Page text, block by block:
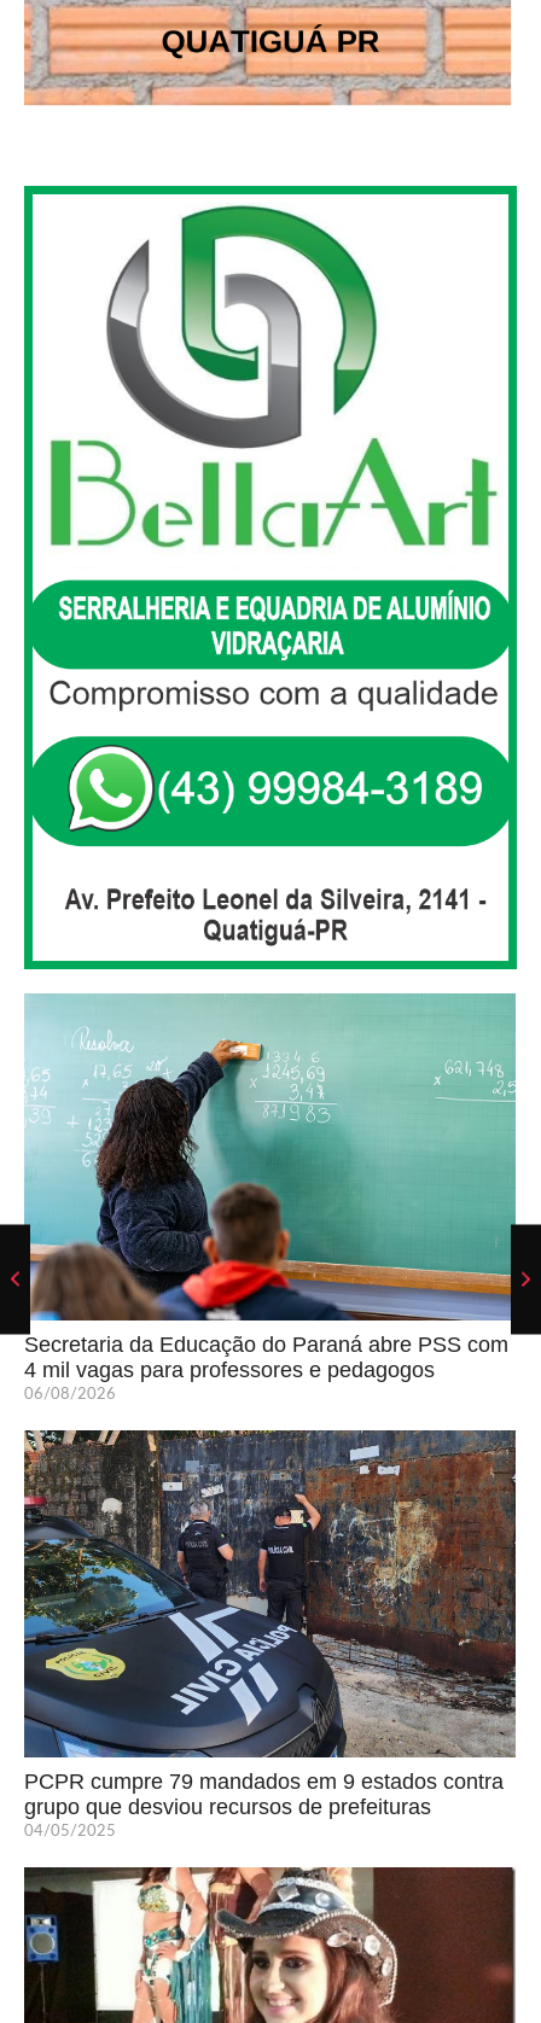
Secretaria da Educação do Paraná abre PSS com
4 mil vagas para professores e pedagogos
06/08/2026
PCPR cumpre 79 mandados em 9 estados contra
grupo que desviou recursos de prefeituras
04/05/2025